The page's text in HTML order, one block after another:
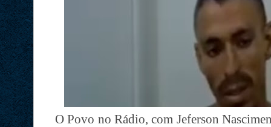
O Povo no Rádio, com Jeferson